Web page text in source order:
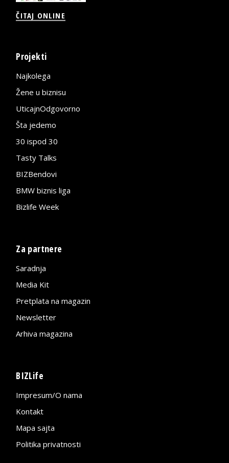
ČITAJ ONLINE
Projekti
Najkolega
Žene u biznisu
UticajnOdgovorno
Šta jedemo
30 ispod 30
Tasty Talks
BIZBendovi
BMW biznis liga
Bizlife Week
Za partnere
Saradnja
Media Kit
Pretplata na magazin
Newsletter
Arhiva magazina
BIZLife
Impresum/O nama
Kontakt
Mapa sajta
Politika privatnosti